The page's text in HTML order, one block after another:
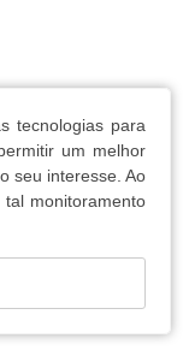
tecnologias para
um melhor
seu interesse. Ao
monitoramento